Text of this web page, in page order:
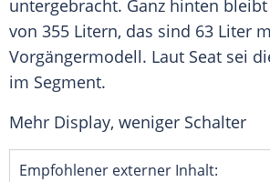
untergebracht. Ganz hinten
von 355 Litern, das sind 63 Liter
Vorgängermodell. Laut Seat sei
im Segment.
Mehr Display, weniger Schalter
Empfohlener externer Inhalt: